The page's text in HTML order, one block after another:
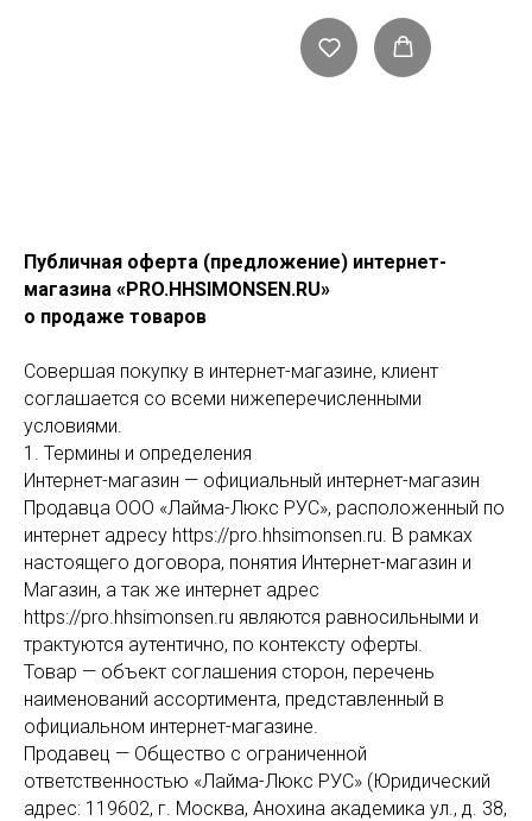
Публичная оферта (предложение) интернет-
магазина «PRO.HHSIMONSEN.RU»
о продаже товаров
Совершая покупку в интернет-магазине, клиент
соглашается со всеми нижеперечисленными
условиями.
1. Термины и определения
Интернет-магазин — официальный интернет-магазин
Продавца ООО «Лайма-Люкс РУС», расположенный по
интернет адресу https://pro.hhsimonsen.ru. В рамках
настоящего договора, понятия Интернет-магазин и
Магазин, а так же интернет адрес
https://pro.hhsimonsen.ru являются равносильными и
трактуются аутентично, по контексту оферты.
Товар — объект соглашения сторон, перечень
наименований ассортимента, представленный в
официальном интернет-магазине.
Продавец — Общество с ограниченной
ответственностью «Лайма-Люкс РУС» (Юридический
адрес: 119602, г. Москва, Анохина академика ул., д. 38,